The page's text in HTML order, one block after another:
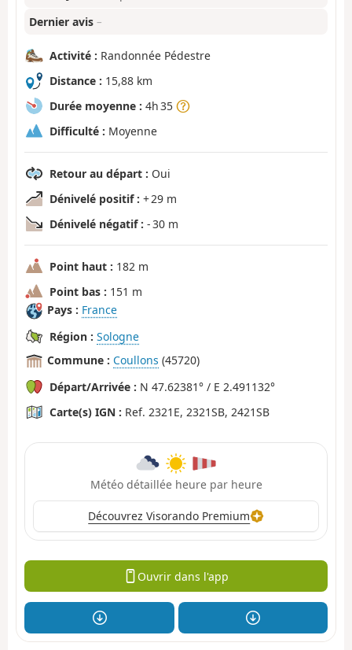
Dernier avis –
Activité : Randonnée Pédestre
Distance : 15,88 km
Durée moyenne : 4h 35
Difficulté : Moyenne
Retour au départ : Oui
Dénivelé positif : + 29 m
Dénivelé négatif : - 30 m
Point haut : 182 m
Point bas : 151 m
Pays : France
Région : Sologne
Commune : Coullons (45720)
Départ/Arrivée : N 47.62381° / E 2.491132°
Carte(s) IGN : Ref. 2321E, 2321SB, 2421SB
Météo détaillée heure par heure
Découvrez Visorando Premium
Ouvrir dans l'app